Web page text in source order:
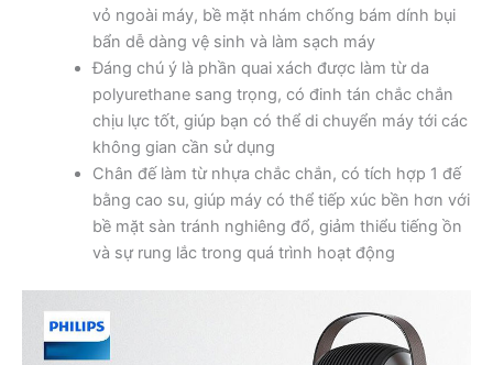
vỏ ngoài máy, bề mặt nhám chống bám dính bụi
bẩn dễ dàng vệ sinh và làm sạch máy
Đáng chú ý là phần quai xách được làm từ da
polyurethane sang trọng, có đinh tán chắc chắn
chịu lực tốt, giúp bạn có thể di chuyển máy tới các
không gian cần sử dụng
Chân đế làm từ nhựa chắc chắn, có tích hợp 1 đế
bằng cao su, giúp máy có thể tiếp xúc bền hơn với
bề mặt sàn tránh nghiêng đổ, giảm thiểu tiếng ồn
và sự rung lắc trong quá trình hoạt động